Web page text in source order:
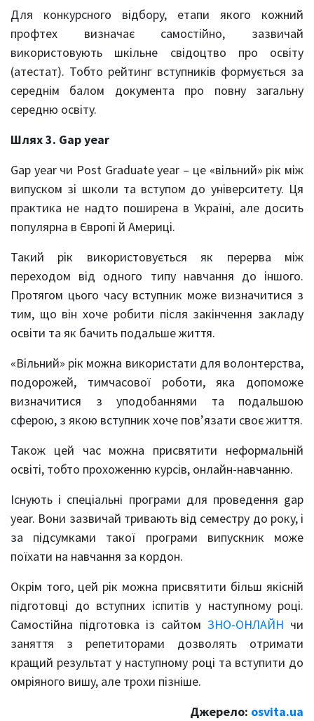
Для конкурсного відбору, етапи якого кожний
профтех визначає самостійно, зазвичай
використовують шкільне свідоцтво про освіту
(атестат). Тобто рейтинг вступників формується за
середнім балом документа про повну загальну
середню освіту.
Шлях 3. Gap year
Gap year чи Post Graduate year – це «вільний» рік між
випуском зі школи та вступом до університету. Ця
практика не надто поширена в Україні, але досить
популярна в Європі й Америці.
Такий рік використовується як перерва між
переходом від одного типу навчання до іншого.
Протягом цього часу вступник може визначитися з
тим, що він хоче робити після закінчення закладу
освіти та як бачить подальше життя.
«Вільний» рік можна використати для волонтерства,
подорожей, тимчасової роботи, яка допоможе
визначитися з уподобаннями та подальшою
сферою, з якою вступник хоче пов’язати своє життя.
Також цей час можна присвятити неформальній
освіті, тобто прохоженню курсів, онлайн-навчанню.
Існують і спеціальні програми для проведення gap
year. Вони зазвичай тривають від семестру до року, і
за підсумками такої програми випускник може
поїхати на навчання за кордон.
Окрім того, цей рік можна присвятити більш якісній
підготовці до вступних іспитів у наступному році.
Самостійна підготовка із сайтом ЗНО-ОНЛАЙН чи
заняття з репетиторами дозволять отримати
кращий результат у наступному році та вступити до
омріяного вишу, але трохи пізніше.
Джерело: osvita.ua